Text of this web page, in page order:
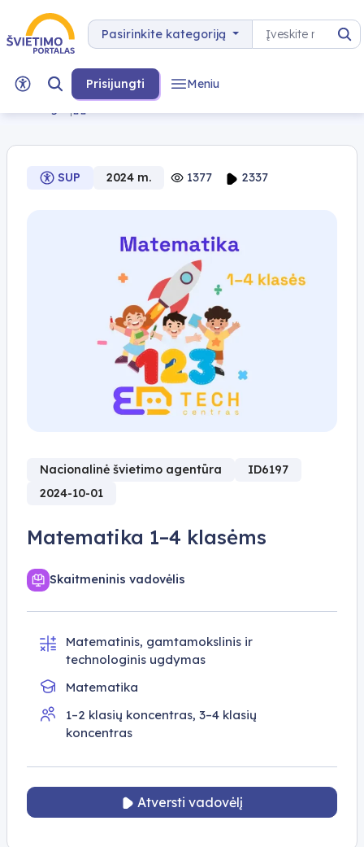
Pereiti prie turinio
Pasirinkite kategoriją
Paieška
Prisijungti
Meniu
Nacionalinė švietimo agentūra
ID6197
2024-10-01
Matematika 1–4 klasėms
Skaitmeninis vadovėlis
Matematinis, gamtamokslinis ir
technologinis ugdymas
Matematika
1–2 klasių koncentras, 3–4 klasių
koncentras
Atversti vadovėlį
2337
1377
2024 m.
SUP